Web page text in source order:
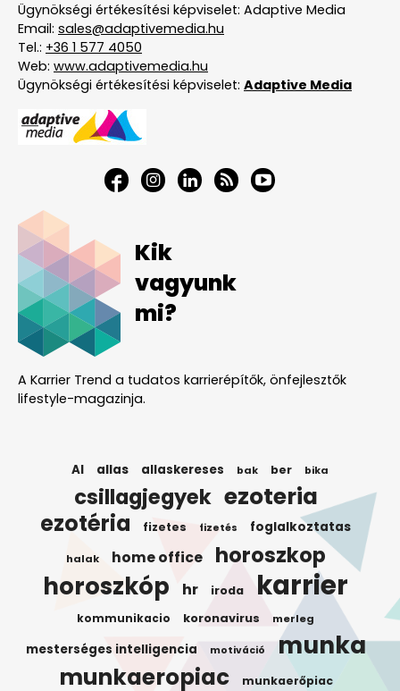
Ügynökségi értékesítési képviselet: Adaptive Media
Email: sales@adaptivemedia.hu
Tel.: +36 1 577 4050
Web: www.adaptivemedia.hu
Ügynökségi értékesítési képviselet: Adaptive Media
Kik
vagyunk
mi?
A Karrier Trend a tudatos karrierépítők, önfejlesztők
lifestyle-magazinja.
AI allas allaskereses bak ber bika
csillagjegyek ezoteria
ezotéria fizetes fizetés foglalkoztatas
halak home office horoszkop
horoszkóp hr iroda karrier
kommunikacio koronavirus merleg
mesterséges intelligencia motiváció munka
munkaeropiac munkaerőpiac